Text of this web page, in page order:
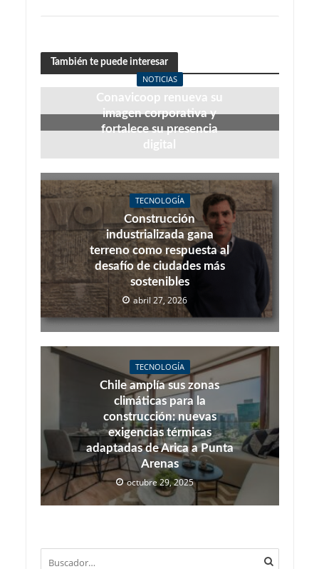
También te puede interesar
NOTICIAS
Conavicoop renueva su
imagen corporativa y
fortalece su presencia
digital
TECNOLOGÍA
Construcción
industrializada gana
terreno como respuesta al
desafío de ciudades más
sostenibles
abril 27, 2026
TECNOLOGÍA
Chile amplía sus zonas
climáticas para la
construcción: nuevas
exigencias térmicas
adaptadas de Arica a Punta
Arenas
octubre 29, 2025